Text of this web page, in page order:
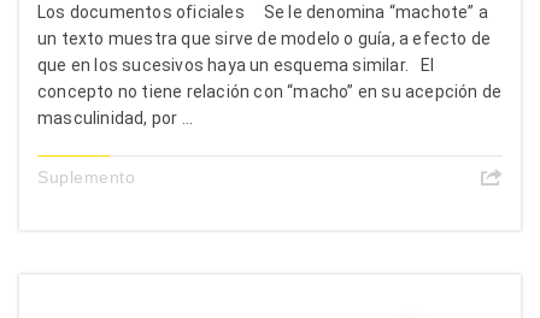
Los documentos oficiales Se le denomina “machote” a
un texto muestra que sirve de modelo o guía, a efecto de
que en los sucesivos haya un esquema similar. El
concepto no tiene relación con “macho” en su acepción de
masculinidad, por ...
Suplemento